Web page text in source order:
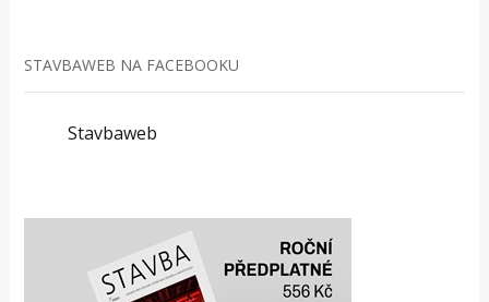
STAVBAWEB NA FACEBOOKU
Stavbaweb